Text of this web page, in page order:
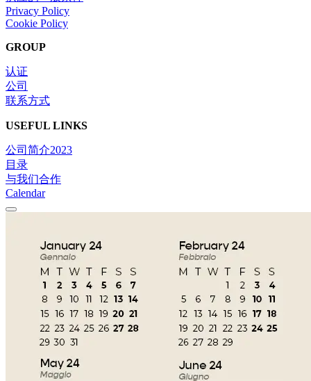
Privacy Policy
Cookie Policy
GROUP
认证
公司
联系方式
USEFUL LINKS
公司简介2023
目录
与我们合作
Calendar